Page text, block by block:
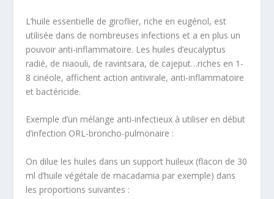
L’huile essentielle de giroflier, riche en eugénol, est
utilisée dans de nombreuses infections et a en plus un
pouvoir anti-inflammatoire. Les huiles d’eucalyptus
radié, de niaouli, de ravintsara, de cajeput…riches en 1-
8 cinéole, affichent action antivirale, anti-inflammatoire
et bactéricide.
Exemple d’un mélange anti-infectieux à utiliser en début
d’infection ORL-broncho-pulmonaire :
On dilue les huiles dans un support huileux (flacon de 30
ml d’huile végétale de macadamia par exemple) dans
les proportions suivantes :